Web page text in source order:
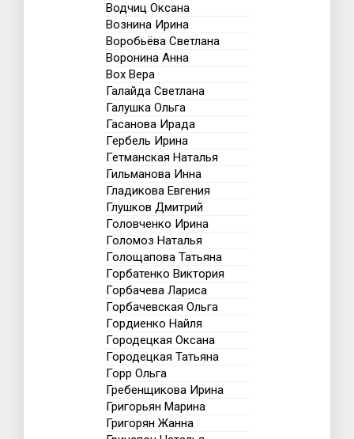
Водчиц Оксана
Вознина Ирина
Воробьёва Светлана
Воронина Анна
Вох Вера
Галайда Светлана
Галушка Ольга
Гасанова Ирада
Гербель Ирина
Гетманская Наталья
Гильманова Инна
Гладикова Евгения
Глушков Дмитрий
Головченко Ирина
Голомоз Наталья
Голощапова Татьяна
Горбатенко Виктория
Горбачева Лариса
Горбачевская Ольга
Гордиенко Найля
Городецкая Оксана
Городецкая Татьяна
Горр Ольга
Гребенщикова Ирина
Григорьян Марина
Григорян Жанна